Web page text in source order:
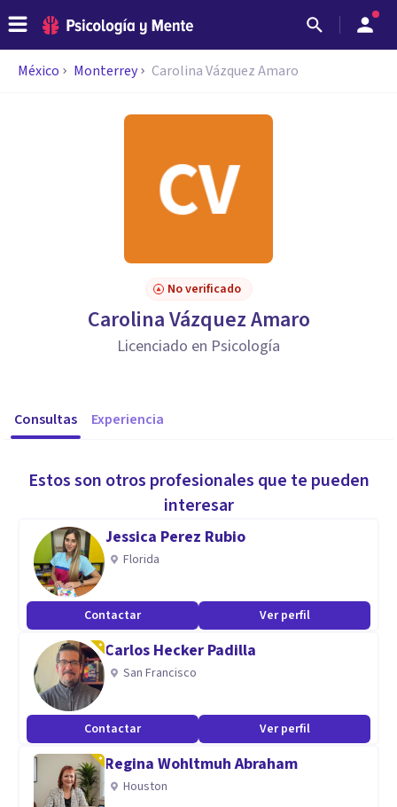
México Monterrey Carolina Vázquez Amaro
No verificado
Carolina Vázquez Amaro
Licenciado en Psicología
Consultas Experiencia
Estos son otros profesionales que te pueden
interesar
Jessica Perez Rubio
Florida
Contactar Ver perfil
Carlos Hecker Padilla
San Francisco
Contactar Ver perfil
Regina Wohltmuh Abraham
Houston